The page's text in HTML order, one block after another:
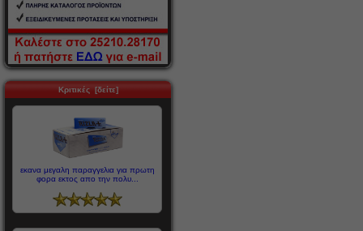
Κριτικές [δείτε]
εκανα μεγαλη παραγγελια για πρωτη
φορα εκτος απο την πολυ...